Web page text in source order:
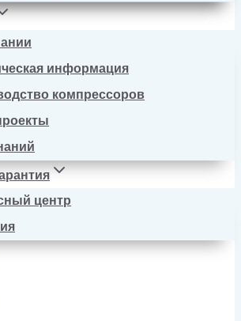
информация
компрессоров
центр